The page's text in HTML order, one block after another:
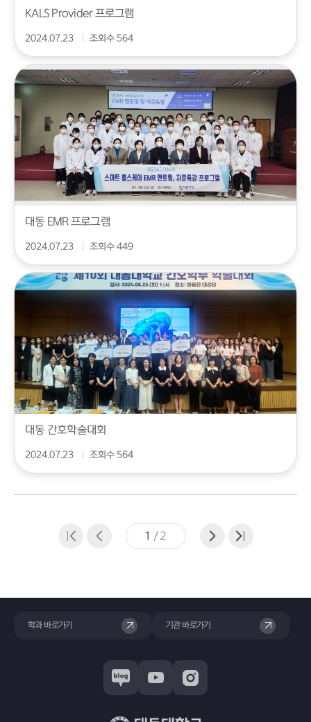
KALS Provider 프로그램
2024.07.23 조회수 564
대동 EMR 프로그램
2024.07.23 조회수 449
대동 간호학술대회
2024.07.23 조회수 564
1 /2
학과 바로가기 기관 바로가기